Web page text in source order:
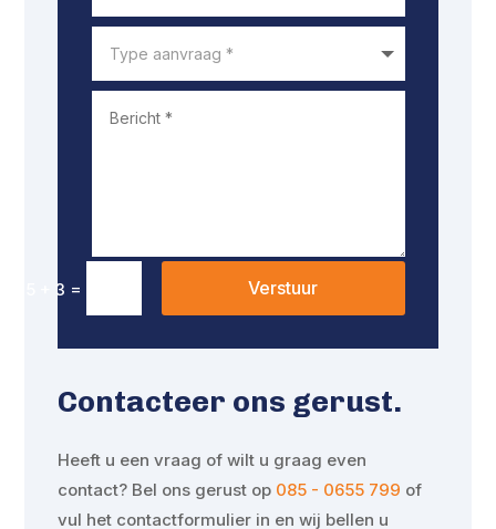
5 + 3 = Verstuur
Contacteer ons gerust.
Heeft u een vraag of wilt u graag even
contact? Bel ons gerust op 085 - 0655 799 of
vul het contactformulier in en wij bellen u